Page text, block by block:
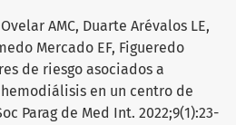
AMC, Duarte Arévalos LE,
Mercado EF, Figueredo
de riesgo asociados a
en un centro de
Parag de Med Int. 2022;9(1):23-